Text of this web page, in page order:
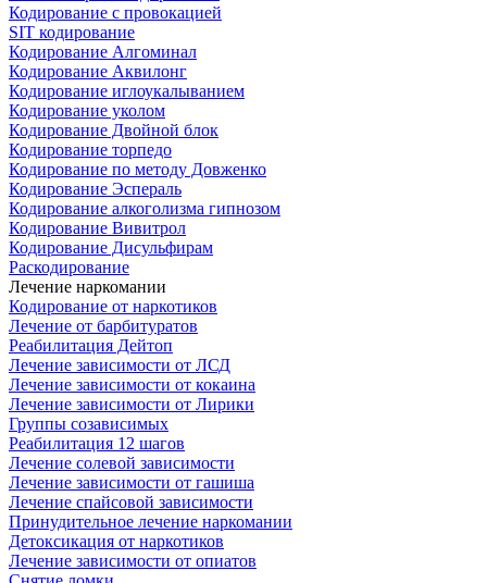
Кодирование с провокацией
SIT кодирование
Кодирование Алгоминал
Кодирование Аквилонг
Кодирование иглоукалыванием
Кодирование уколом
Кодирование Двойной блок
Кодирование торпедо
Кодирование по методу Довженко
Кодирование Эспераль
Кодирование алкоголизма гипнозом
Кодирование Вивитрол
Кодирование Дисульфирам
Раскодирование
Лечение наркомании
Кодирование от наркотиков
Лечение от барбитуратов
Реабилитация Дейтоп
Лечение зависимости от ЛСД
Лечение зависимости от кокаина
Лечение зависимости от Лирики
Группы созависимых
Реабилитация 12 шагов
Лечение солевой зависимости
Лечение зависимости от гашиша
Лечение спайсовой зависимости
Принудительное лечение наркомании
Детоксикация от наркотиков
Лечение зависимости от опиатов